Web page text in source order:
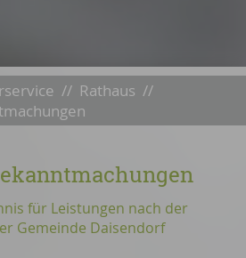
// Rathaus //
für Leistungen nach der
Gemeinde Daisendorf